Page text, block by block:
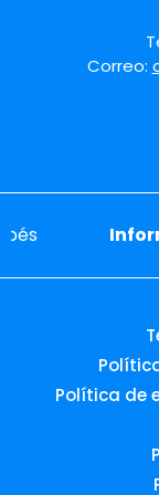
Correo:
Política de